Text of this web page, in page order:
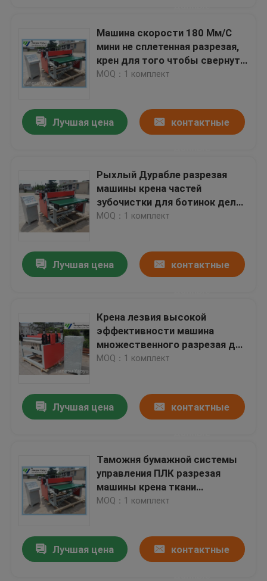
Машина скорости 180 Мм/С
мини не сплетенная разрезая,
крен для того чтобы свернуть
разрезая машину
MOQ：1 комплект
Лучшая цена контактные
Рыхлый Дурабле разрезая
машины крена частей
зубочистки для ботинок делая
фабрику машины
MOQ：1 комплект
Лучшая цена контактные
Крена лезвия высокой
эффективности машина
множественного разрезая для
ПВК неподдельной кожи
MOQ：1 комплект
Лучшая цена контактные
Таможня бумажной системы
управления ПЛК разрезая
машины крена ткани
автоматической нештатная
MOQ：1 комплект
Лучшая цена контактные